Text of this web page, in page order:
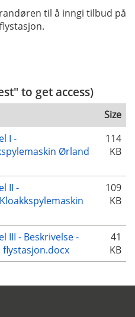
til å inngi tilbud på
to get access)
Size
I -
Ørland
114
KB
II -
109
KB
III - Beskrivelse -
41
KB